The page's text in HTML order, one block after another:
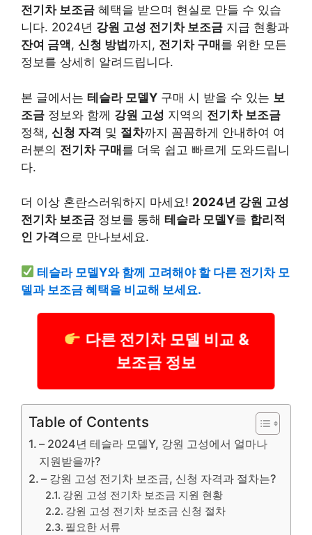
전기차 보조금 혜택을 받으며 현실로 만들 수 있습
니다. 2024년 강원 고성 전기차 보조금 지급 현황과
잔여 금액, 신청 방법 까지, 전기차 구매 를 위한 모든
정보를 상세히 알려드립니다.
본 글에서는 테슬라 모델Y 구매 시 받을 수 있는 보
조금 정보와 함께 강원 고성 지역의 전기차 보조금
정책, 신청 자격 및 절차까지 꼼꼼하게 안내하여 여
러분의 전기차 구매를 더욱 쉽고 빠르게 도와드립니
다.
더 이상 혼란스러워하지 마세요! 2024년 강원 고성
전기차 보조금 정보를 통해 테슬라 모델Y를 합리적
인 가격으로 만나보세요.
테슬라 모델Y와 함께 고려해야 할 다른 전기차 모
델과 보조금 혜택을 비교해 보세요.
다른 전기차 모델 비교 &
보조금 정보
Table of Contents
– 2024년 테슬라 모델Y, 강원 고성에서 얼마나
지원받을까?
– 강원 고성 전기차 보조금, 신청 자격과 절차는?
강원 고성 전기차 보조금 지원 현황
강원 고성 전기차 보조금 신청 절차
필요한 서류